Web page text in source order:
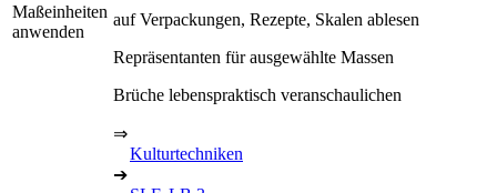
Maßeinheiten
anwenden
auf Verpackungen, Rezepte, Skalen ablesen
Repräsentanten für ausgewählte Massen
Brüche lebenspraktisch veranschaulichen
⇒
Kulturtechniken
➔